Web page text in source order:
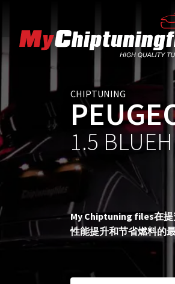
CHIPTUNING
1.5
My Chiptuning files在提
性能提升和节省燃料的最